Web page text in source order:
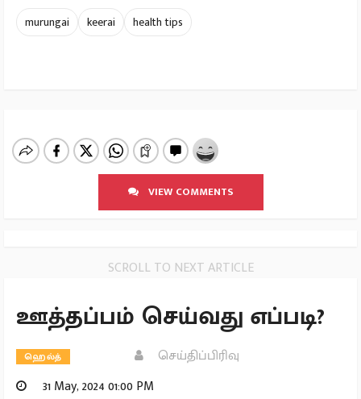
murungai
keerai health tips
VIEW COMMENTS
SCROLL TO NEXT ARTICLE
ஊத்தப்பம் செய்வது எப்படி?
ஹெல்த்
செய்திப்பிரிவு
31 May, 2024 01:00 PM